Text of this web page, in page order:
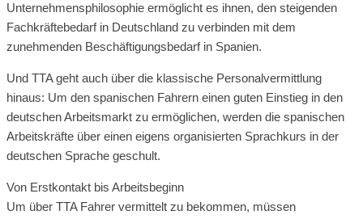
Unternehmensphilosophie ermöglicht es ihnen, den steigenden
Fachkräftebedarf in Deutschland zu verbinden mit dem
zunehmenden Beschäftigungsbedarf in Spanien.
Und TTA geht auch über die klassische Personalvermittlung
hinaus: Um den spanischen Fahrern einen guten Einstieg in den
deutschen Arbeitsmarkt zu ermöglichen, werden die spanischen
Arbeitskräfte über einen eigens organisierten Sprachkurs in der
deutschen Sprache geschult.
Von Erstkontakt bis Arbeitsbeginn
Um über TTA Fahrer vermittelt zu bekommen, müssen